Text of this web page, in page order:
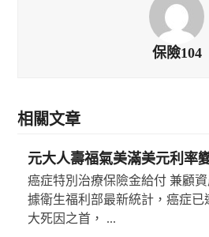
保險104
相關文章
元大人壽福氣美滿美元利率
癌症特別治療保險金給付 兼顧
據衛生福利部最新統計，癌症已
大死因之首， ...